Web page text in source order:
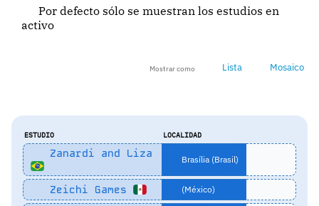
Por defecto sólo se muestran los estudios en
activo
Mostrar como Lista Mosaico
ESTUDIO LOCALIDAD
Zanardi and Liza Brasília (Brasil)
Zeichi Games (México)